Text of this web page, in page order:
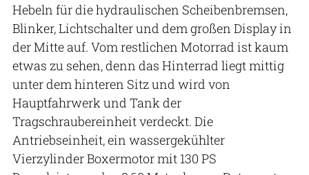
Hebeln für die hydraulischen Scheibenbremsen,
Blinker, Lichtschalter und dem großen Display in
der Mitte auf. Vom restlichen Motorrad ist kaum
etwas zu sehen, denn das Hinterrad liegt mittig
unter dem hinteren Sitz und wird von
Hauptfahrwerk und Tank der
Tragschraubereinheit verdeckt. Die
Antriebseinheit, ein wassergekühlter
Vierzylinder Boxermotor mit 130 PS